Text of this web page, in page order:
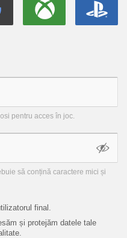
pentru acces în joc.
să conțină caractere mici și
final .
și protejăm datele tale
.